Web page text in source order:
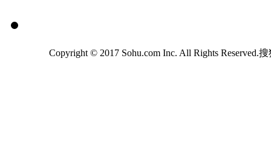
Copyright © 2017 Sohu.com Inc. All Rights Reserved.